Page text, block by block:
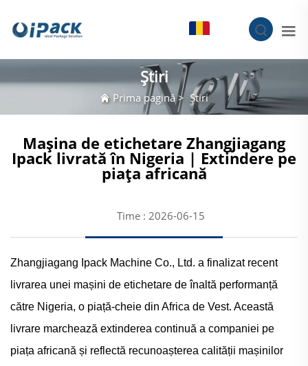
Știri
Prima pagină> Știri
Mașina de etichetare Zhangjiagang
Ipack livrată în Nigeria | Extindere pe
piața africană
Time : 2026-06-15
Zhangjiagang Ipack Machine Co., Ltd. a finalizat recent
livrarea unei mașini de etichetare de înaltă performanță
către Nigeria, o piață-cheie din Africa de Vest. Această
livrare marchează extinderea continuă a companiei pe
piața africană și reflectă recunoașterea calității mașinilor